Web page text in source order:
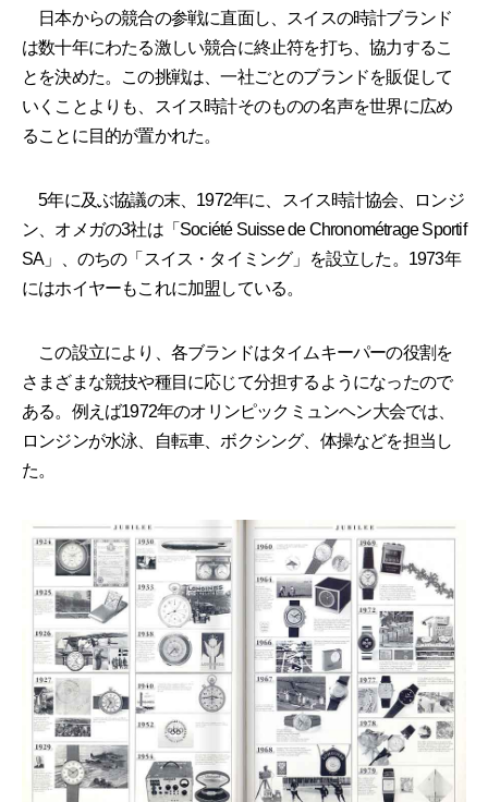
日本からの競合の参戦に直面し、スイスの時計ブランド
は数十年にわたる激しい競合に終止符を打ち、協力するこ
とを決めた。この挑戦は、一社ごとのブランドを販促して
いくことよりも、スイス時計そのものの名声を世界に広め
ることに目的が置かれた。
5年に及ぶ協議の末、1972年に、スイス時計協会、ロンジ
ン、オメガの3社は「Société Suisse de Chronométrage Sportif
SA」、のちの「スイス・タイミング」を設立した。1973年
にはホイヤーもこれに加盟している。
この設立により、各ブランドはタイムキーパーの役割を
さまざまな競技や種目に応じて分担するようになったので
ある。例えば1972年のオリンピックミュンヘン大会では、
ロンジンが水泳、自転車、ボクシング、体操などを担当し
た。